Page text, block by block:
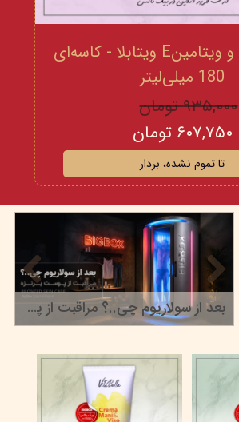
کرم آووکادو و ویتامینE ویتابلا - کاسه‌ای
180 میلی‌لیتر
۹۳۵,۰۰۰ تومان
۶۰۷,۷۵۰ تومان
تا تموم نشده، بردار
بعد از سولاریوم چی..؟ مراقبت از پوست برنزه